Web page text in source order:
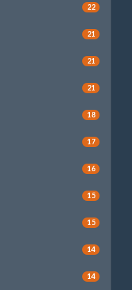
22
21
21
21
18
17
16
15
15
14
14